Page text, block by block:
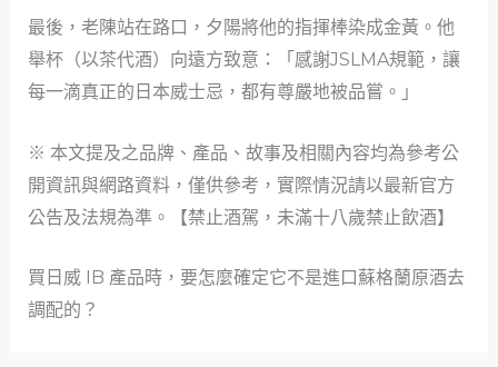
最後，老陳站在路口，夕陽將他的指揮棒染成金黃。他
舉杯（以茶代酒）向遠方致意：「感謝JSLMA規範，讓
每一滴真正的日本威士忌，都有尊嚴地被品嘗。」
※ 本文提及之品牌、產品、故事及相關內容均為參考公
開資訊與網路資料，僅供參考，實際情況請以最新官方
公告及法規為準。【禁止酒駕，未滿十八歲禁止飲酒】
買日威 IB 產品時，要怎麼確定它不是進口蘇格蘭原酒去
調配的？